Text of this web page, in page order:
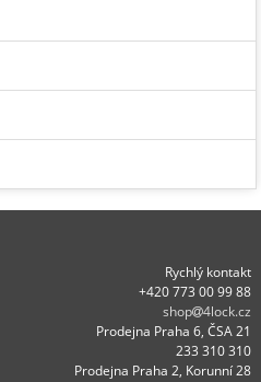
Rychlý kontakt
+420 773 00 99 88
shop
4lock.cz
Prodejna Praha 6, ČSA 21
233 310 310
Prodejna Praha 2, Korunní 28